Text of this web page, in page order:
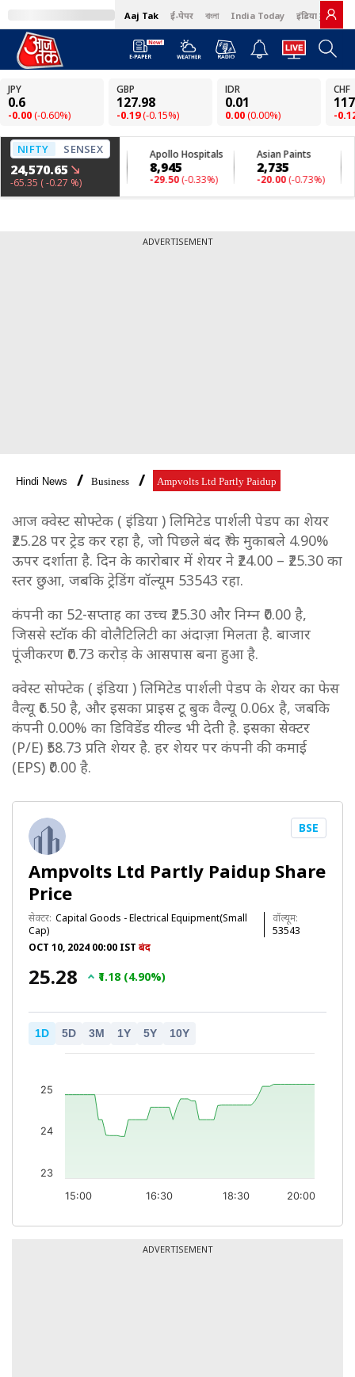
Aaj Tak ई-पेपर বাংলা India Today इंडिया टुडे हिंदी
ADVERTISEMENT
Hindi News Business Ampvolts Ltd Partly Paidup
आज क्वेस्ट सोफ्टेक ( इंडिया ) लिमिटेड पार्शली पेडप का शेयर
₹25.28 पर ट्रेड कर रहा है, जो पिछले बंद ₹ के मुकाबले 4.90%
ऊपर दर्शाता है. दिन के कारोबार में शेयर ने ₹24.00 – ₹25.30 का
स्तर छुआ, जबकि ट्रेडिंग वॉल्यूम 53543 रहा.
कंपनी का 52-सप्ताह का उच्च ₹25.30 और निम्न ₹0.00 है,
जिससे स्टॉक की वोलैटिलिटी का अंदाज़ा मिलता है. बाजार
पूंजीकरण ₹0.73 करोड़ के आसपास बना हुआ है.
क्वेस्ट सोफ्टेक ( इंडिया ) लिमिटेड पार्शली पेडप के शेयर का फेस
वैल्यू ₹6.50 है, और इसका प्राइस टू बुक वैल्यू 0.06x है, जबकि
कंपनी 0.00% का डिविडेंड यील्ड भी देती है. इसका सेक्टर
(P/E) ₹58.73 प्रति शेयर है. हर शेयर पर कंपनी की कमाई
(EPS) ₹0.00 है.
Ampvolts Ltd Partly Paidup Share
Price
सेक्टर: Capital Goods - Electrical Equipment(Small
Cap)
वॉल्यूम:
53543
OCT 10, 2024 00:00 IST बंद
BSE
₹25.28 ₹1.18 (4.90%)
1D 5D 3M 1Y 5Y 10Y
15:00 16:30 18:30 20:00
23
24
25
ADVERTISEMENT